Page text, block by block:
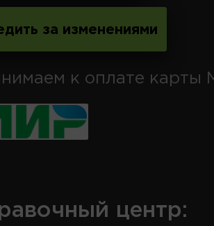
за изменениями
к оплате карты
центр: